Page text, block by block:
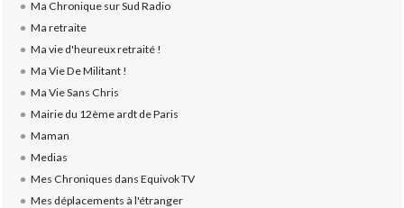
Ma Chronique sur Sud Radio
Ma retraite
Ma vie d'heureux retraité !
Ma Vie De Militant !
Ma Vie Sans Chris
Mairie du 12ème ardt de Paris
Maman
Medias
Mes Chroniques dans Equivok TV
Mes déplacements à l'étranger